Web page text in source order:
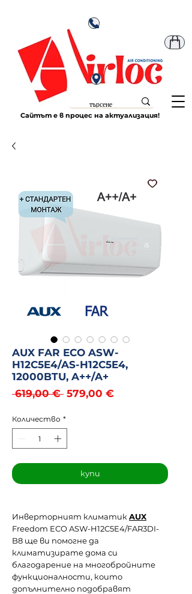
Сайтът е в процес на актуализация!
AUX FAR ECO ASW-
H12C5E4/AS-H12C5E4,
12000BTU, A++/A+
619,00 € Редовна
579,00 €Продажна
Количество *
купи
Инверторният климатик AUX
Freedom ECO ASW-H12C5E4/FAR3DI-
B8 ще ви помогне да
климатизирате дома си
благодарение на многобройните
функционалности, които
допълнително подобравят